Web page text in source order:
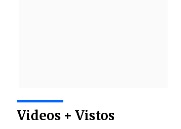
Videos + Vistos